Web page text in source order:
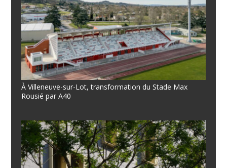
À Villeneuve-sur-Lot, transformation du Stade Max
Rousié par A40